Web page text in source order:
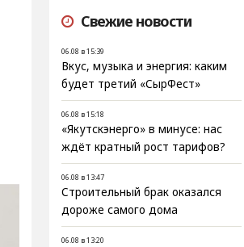
Свежие новости
06.08 в 15:39
Вкус, музыка и энергия: каким
будет третий «СырФест»
06.08 в 15:18
«Якутскэнерго» в минусе: нас
ждёт кратный рост тарифов?
06.08 в 13:47
Строительный брак оказался
дороже самого дома
06.08 в 13:20